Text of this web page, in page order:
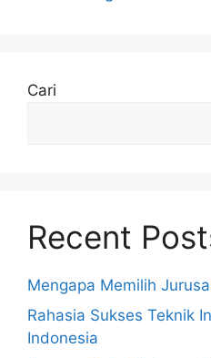
Cari
Recent
Mengapa Memilih
Rahasia Sukses Teknik
Indonesia